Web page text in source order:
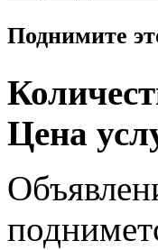
Поднимите
Цена